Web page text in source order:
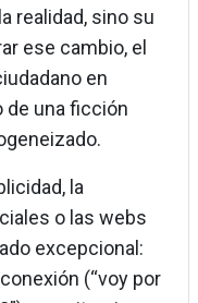
realidad, sino su
ese cambio, el
en
de una ficción
la
o las webs
excepcional:
(“voy por